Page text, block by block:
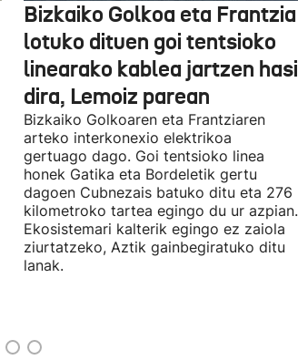
Bizkaiko Golkoa eta Frantzia
lotuko dituen goi tentsioko
linearako kablea jartzen hasi
dira, Lemoiz parean
Bizkaiko Golkoaren eta Frantziaren
arteko interkonexio elektrikoa
gertuago dago. Goi tentsioko linea
honek Gatika eta Bordeletik gertu
dagoen Cubnezais batuko ditu eta 276
kilometroko tartea egingo du ur azpian.
Ekosistemari kalterik egingo ez zaiola
ziurtatzeko, Aztik gainbegiratuko ditu
lanak.